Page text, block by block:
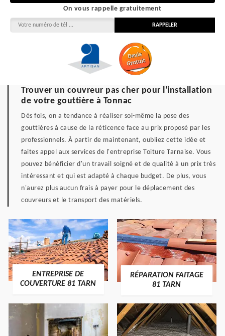
On vous rappelle gratuitement
Trouver un couvreur pas cher pour l'installation
de votre gouttière à Tonnac
Dès fois, on a tendance à réaliser soi-même la pose des
gouttières à cause de la réticence face au prix proposé par les
professionnels. À partir de maintenant, oubliez cette idée et
faites appel aux services de l'entreprise Toiture Tarnaise. Vous
pouvez bénéficier d'un travail soigné et de qualité à un prix très
intéressant et qui est adapté à chaque budget. De plus, vous
n'aurez plus aucun frais à payer pour le déplacement des
couvreurs et le transport des matériels.
ENTREPRISE DE
COUVERTURE 81 TARN
RÉPARATION FAITAGE
81 TARN